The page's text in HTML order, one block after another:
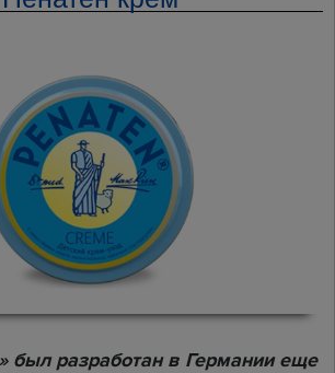
был разработан в Германии еще